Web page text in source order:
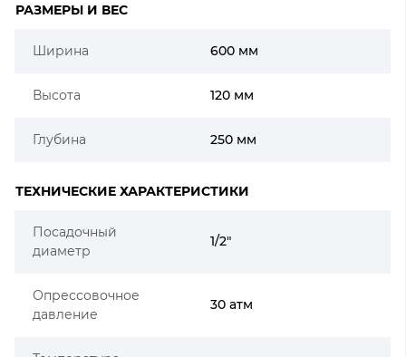
РАЗМЕРЫ И ВЕС
Ширина 600 мм
Высота 120 мм
Глубина 250 мм
ТЕХНИЧЕСКИЕ ХАРАКТЕРИСТИКИ
Посадочный
диаметр
1/2"
Опрессовочное
давление
30 атм